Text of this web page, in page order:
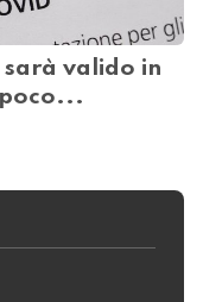
valido in